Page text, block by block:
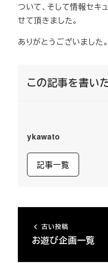
ついて、そして情報セキ
せて頂きました。
ありがとうございました。
この記事を書い
ykawato
記事一覧
古い投稿
お遊び企画一覧